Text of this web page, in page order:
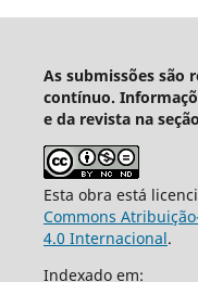
As submissões são
contínuo.
e da revista na seção
Esta obra está
Commons
4.0 Internacional.
Indexado em: